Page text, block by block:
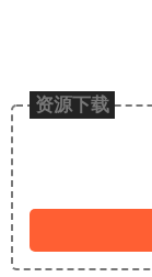
资源下载